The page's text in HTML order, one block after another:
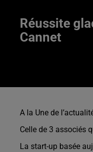
Réussite
Cannet
A la Une de
Celle de 3 associés
La start-up basée